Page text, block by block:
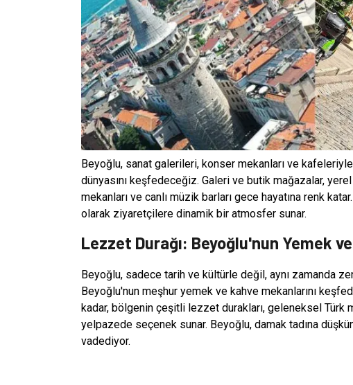
Beyoğlu, sanat galerileri, konser mekanları ve
dünyasını keşfedeceğiz. Galeri ve butik mağazalar,
mekanları ve canlı müzik barları gece hayatına renk
olarak ziyaretçilere dinamik bir atmosfer sunar.
Lezzet Durağı: Beyoğlu'nun Yemek
Beyoğlu, sadece tarih ve kültürle değil, aynı zamanda
Beyoğlu'nun meşhur yemek ve kahve mekanlarını
kadar, bölgenin çeşitli lezzet durakları, geleneksel Türk
yelpazede seçenek sunar. Beyoğlu, damak tadına
vadediyor.